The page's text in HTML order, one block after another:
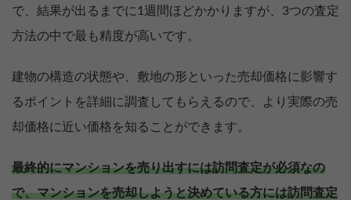
で、結果が出るまでに1週間ほどかかりますが、3つの査定
方法の中で最も精度が高いです。
建物の構造の状態や、敷地の形といった売却価格に影響す
るポイントを詳細に調査してもらえるので、より実際の売
却価格に近い価格を知ることができます。
最終的にマンションを売り出すには訪問査定が必須なの
で、マンションを売却しようと決めている方には訪問査定